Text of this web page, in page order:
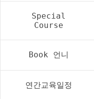
Special
Course
Book 언니
연간교육일정